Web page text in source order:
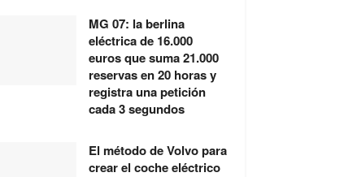
MG 07: la berlina
eléctrica de 16.000
euros que suma 21.000
reservas en 20 horas y
registra una petición
cada 3 segundos
El método de Volvo para
crear el coche eléctrico